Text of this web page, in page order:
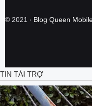
© 2021 ‧ Blog Queen